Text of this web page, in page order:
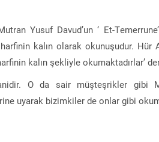
Yusuf Davud’un ‘ Et-
kalın olarak okunuşudur.
kalın şekliyle okumaktadırlar’
O da sair müşteşrikler gibi
uyarak bizimkiler de onlar gibi